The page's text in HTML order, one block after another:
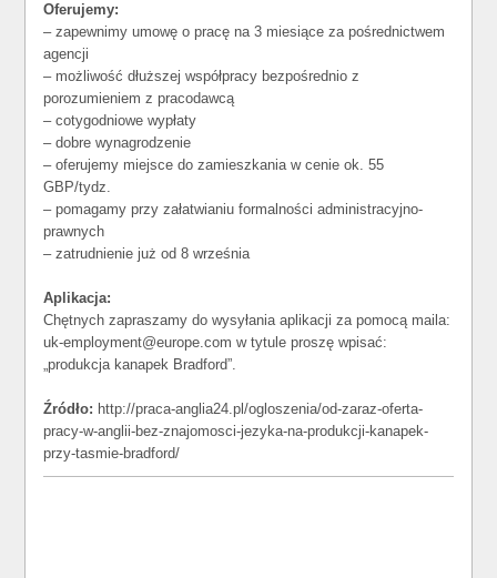
Oferujemy:
– zapewnimy umowę o pracę na 3 miesiące za pośrednictwem
agencji
– możliwość dłuższej współpracy bezpośrednio z
porozumieniem z pracodawcą
– cotygodniowe wypłaty
– dobre wynagrodzenie
– oferujemy miejsce do zamieszkania w cenie ok. 55
GBP/tydz.
– pomagamy przy załatwianiu formalności administracyjno-
prawnych
– zatrudnienie już od 8 września
Aplikacja:
Chętnych zapraszamy do wysyłania aplikacji za pomocą maila:
uk-employment@europe.com w tytule proszę wpisać:
„produkcja kanapek Bradford”.
Źródło: http://praca-anglia24.pl/ogloszenia/od-zaraz-oferta-
pracy-w-anglii-bez-znajomosci-jezyka-na-produkcji-kanapek-
przy-tasmie-bradford/